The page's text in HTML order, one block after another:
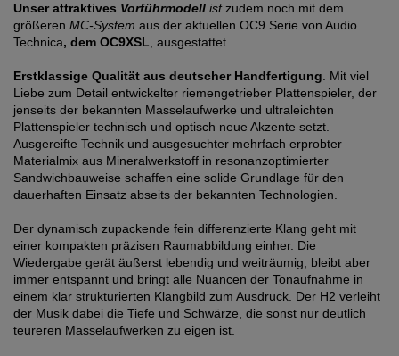
Unser attraktives Vorführmodell istzudem noch mit dem
größeren MC-System aus der aktuellen OC9 Serie von Audio
Technica, dem OC9XSL , ausgestattet.
Erstklassige Qualität aus deutscher Handfertigung . Mit viel
Liebe zum Detail entwickelter riemengetrieber Plattenspieler, der
jenseits der bekannten Masselaufwerke und ultraleichten
Plattenspieler technisch und optisch neue Akzente setzt.
Ausgereifte Technik und ausgesuchter mehrfach erprobter
Materialmix aus Mineralwerkstoff in resonanzoptimierter
Sandwichbauweise schaffen eine solide Grundlage für den
dauerhaften Einsatz abseits der bekannten Technologien.
Der dynamisch zupackende fein differenzierte Klang geht mit
einer kompakten präzisen Raumabbildung einher. Die
Wiedergabe gerät äußerst lebendig und weiträumig, bleibt aber
immer entspannt und bringt alle Nuancen der Tonaufnahme in
einem klar strukturierten Klangbild zum Ausdruck. Der H2 verleiht
der Musik dabei die Tiefe und Schwärze, die sonst nur deutlich
teureren Masselaufwerken zu eigen ist.